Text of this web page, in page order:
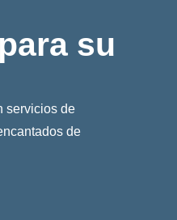
su
servicios de
de